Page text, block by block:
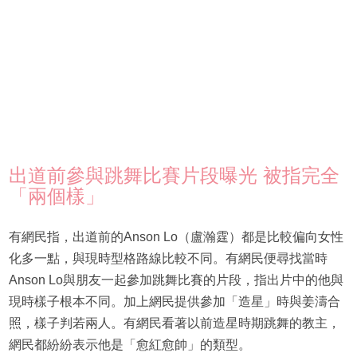
出道前參與跳舞比賽片段曝光 被指完全
「兩個樣」
有網民指，出道前的Anson Lo（盧瀚霆）都是比較偏向女性
化多一點，與現時型格路線比較不同。有網民便尋找當時
Anson Lo與朋友一起參加跳舞比賽的片段，指出片中的他與
現時樣子根本不同。加上網民提供參加「造星」時與姜濤合
照，樣子判若兩人。有網民看著以前造星時期跳舞的教主，
網民都紛紛表示他是「愈紅愈帥」的類型。